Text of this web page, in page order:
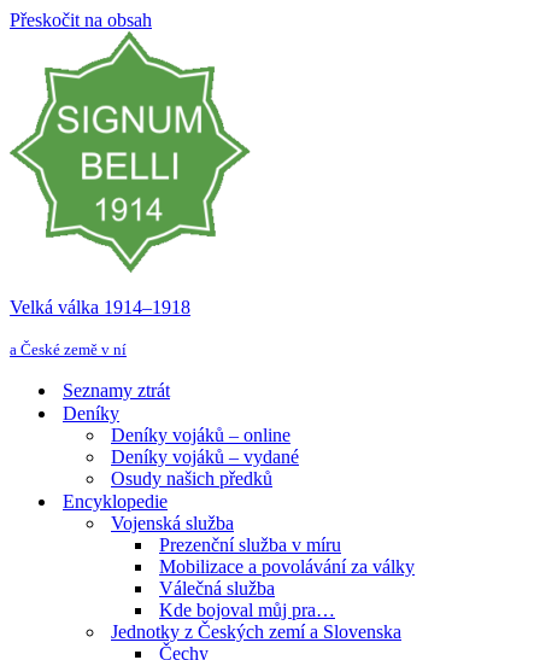
Přeskočit na obsah
Velká válka 1914–⁠⁠⁠⁠⁠⁠1918
a České země v ní
Seznamy ztrát
Deníky
Deníky vojáků – online
Deníky vojáků – vydané
Osudy našich předků
Encyklopedie
Vojenská služba
Prezenční služba v míru
Mobilizace a povolávání za války
Válečná služba
Kde bojoval můj pra…
Jednotky z Českých zemí a Slovenska
Čechy